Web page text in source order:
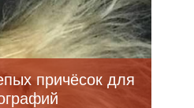
причёсок для